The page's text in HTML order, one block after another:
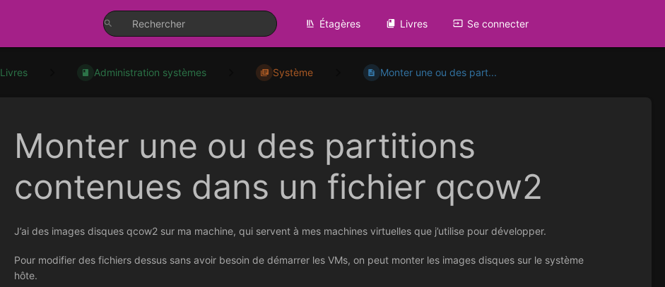
Étagères Livres Se connecter
Livres Administration systèmes Système Monter une ou des part...
Monter une ou des partitions
contenues dans un fichier qcow2
J’ai des images disques qcow2 sur ma machine, qui servent à mes machines virtuelles que j’utilise pour développer.
Pour modifier des fichiers dessus sans avoir besoin de démarrer les VMs, on peut monter les images disques sur le système
hôte.